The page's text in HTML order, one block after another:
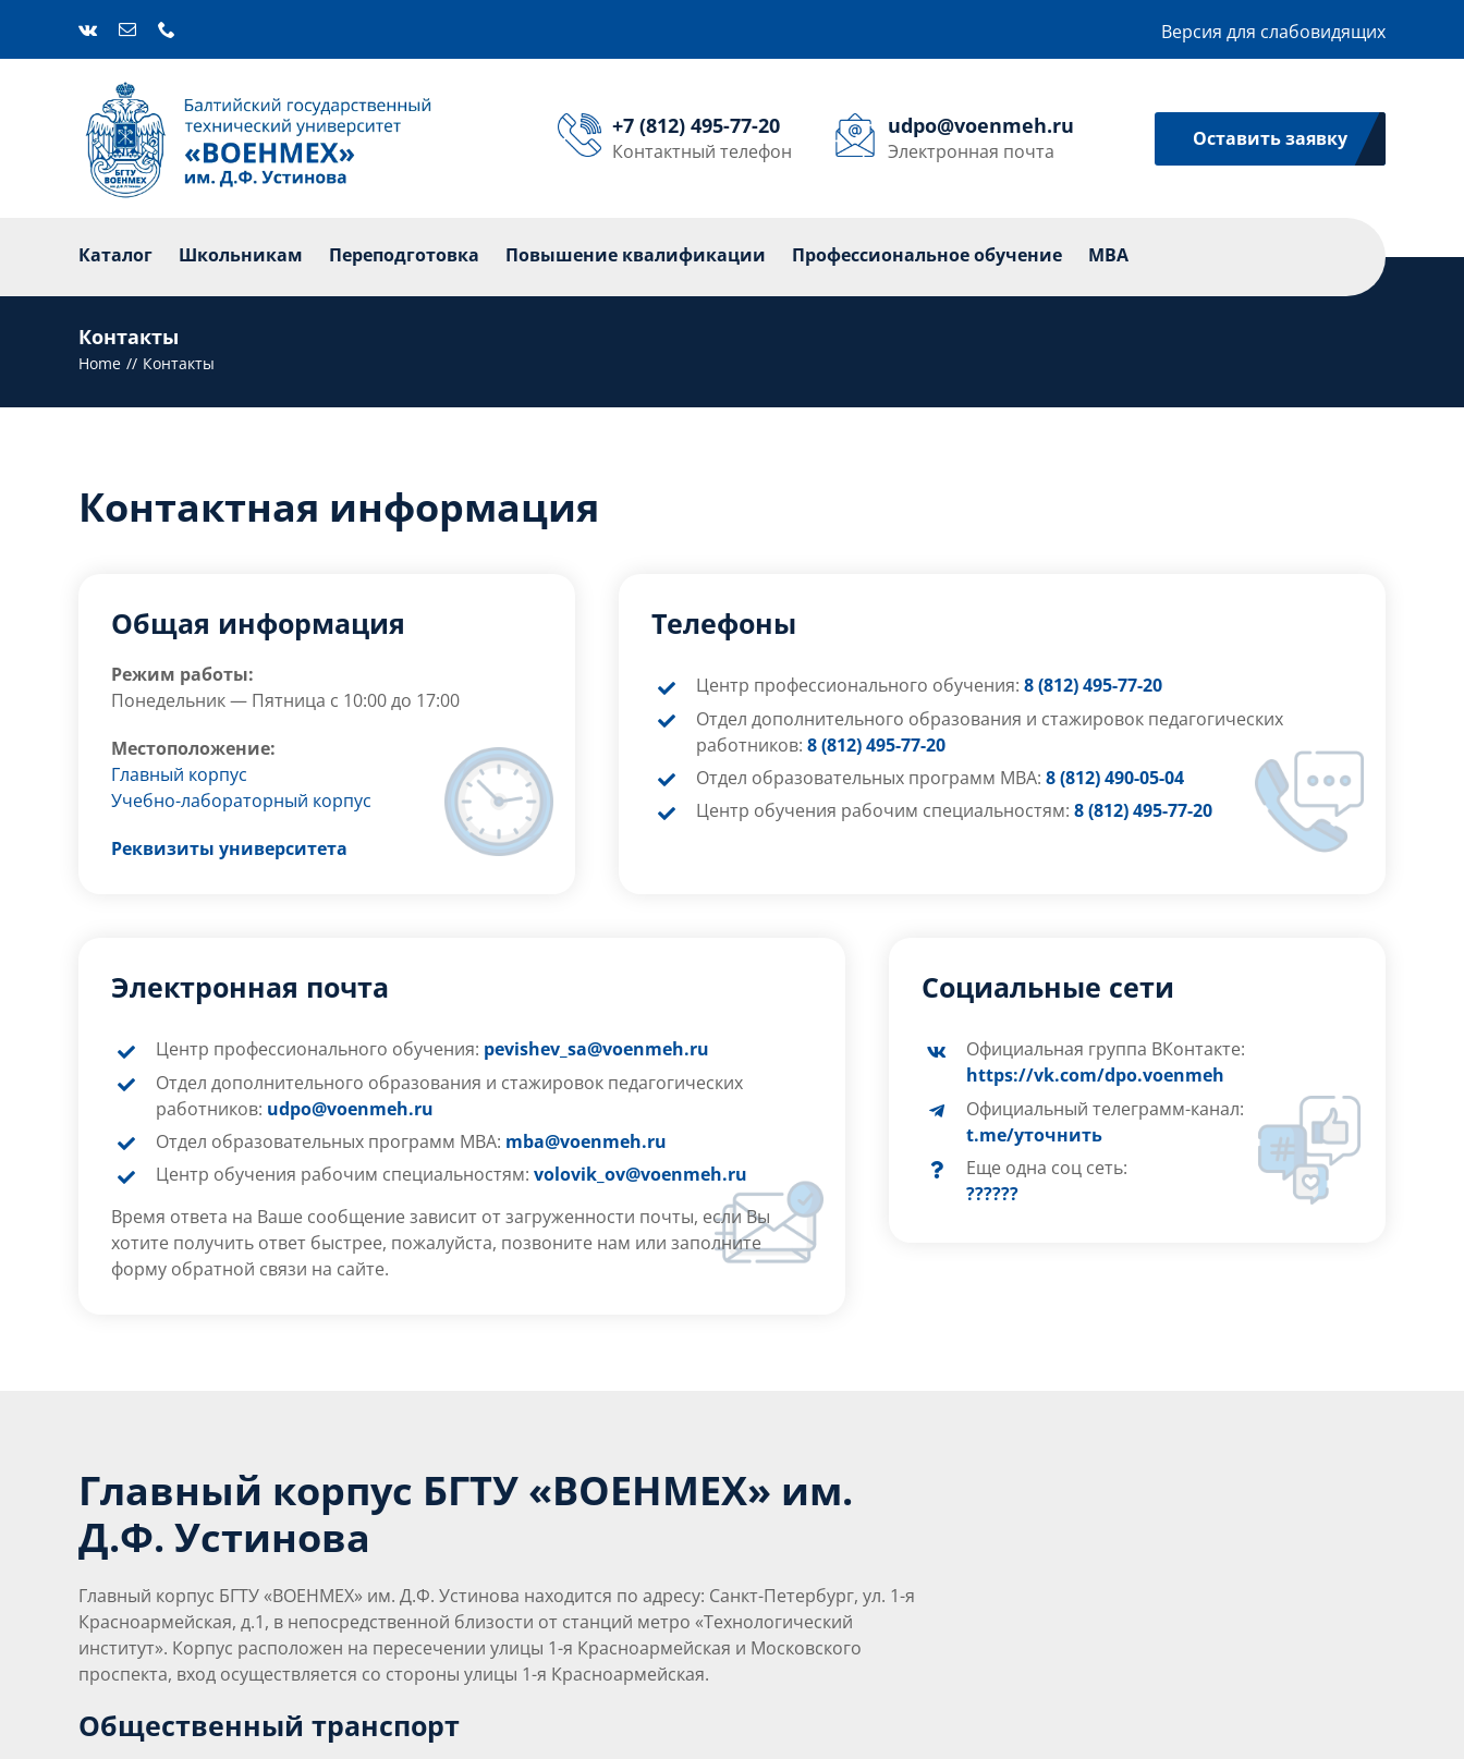
content
Версия для слабовидящих
+7 (812) 495-77-20
Контактный телефон
udpo@voenmeh.ru
Электронная почта
Оставить заявку
Каталог Школьникам Переподготовка Повышение квалификации Профессиональное обучение MBA
Школьникам Переподготовка Повышение квалификации Профессиональное обучение
Контакты
Home Контакты
Контактная информация
Общая информация
Режим работы:
Понедельник — Пятница с 10:00 до 17:00
Местоположение:
Главный корпус
Учебно-лабораторный корпус
Реквизиты университета
Телефоны
Центр профессионального обучения: 8 (812) 495-77-20
Отдел дополнительного образования и стажировок педагогических
работников: 8 (812) 495-77-20
Отдел образовательных программ MBA: 8 (812) 490-05-04
Центр обучения рабочим специальностям: 8 (812) 495-77-20
Электронная почта
Центр профессионального обучения: pevishev_sa@voenmeh.ru
Отдел дополнительного образования и стажировок педагогических
работников: udpo@voenmeh.ru
Отдел образовательных программ MBA: mba@voenmeh.ru
Центр обучения рабочим специальностям: volovik_ov@voenmeh.ru
Время ответа на Ваше сообщение зависит от загруженности почты, если Вы
хотите получить ответ быстрее, пожалуйста, позвоните нам или заполните
форму обратной связи на сайте.
Социальные сети
Официальная группа ВКонтакте:
https://vk.com/dpo.voenmeh
Официальный телеграмм-канал:
t.me/уточнить
Еще одна соц сеть:
??????
Главный корпус БГТУ «ВОЕНМЕХ» им.
Д.Ф. Устинова
Главный корпус БГТУ «ВОЕНМЕХ» им. Д.Ф. Устинова находится по адресу: Санкт-Петербург, ул. 1-я
Красноармейская, д.1, в непосредственной близости от станций метро «Технологический
институт». Корпус расположен на пересечении улицы 1-я Красноармейская и Московского
проспекта, вход осуществляется со стороны улицы 1-я Красноармейская.
Общественный транспорт